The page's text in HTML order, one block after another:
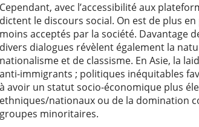
Cependant, avec l’accessibilité aux
dictent le discours social. On est de plus
moins acceptés par la société. Davantage
divers dialogues révèlent également la
nationalisme et de classisme. En Asie, la
anti-immigrants ; politiques inéquitables
à avoir un statut socio-économique plus
ethniques/nationaux ou de la domination
groupes minoritaires.